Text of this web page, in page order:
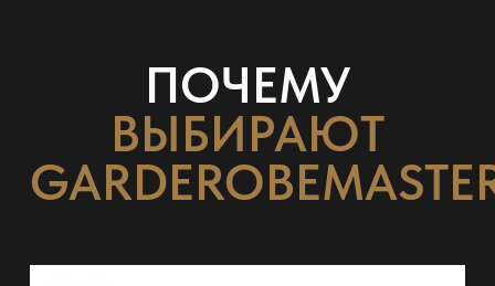
ПОЧЕМУ
ВЫБИРАЮТ